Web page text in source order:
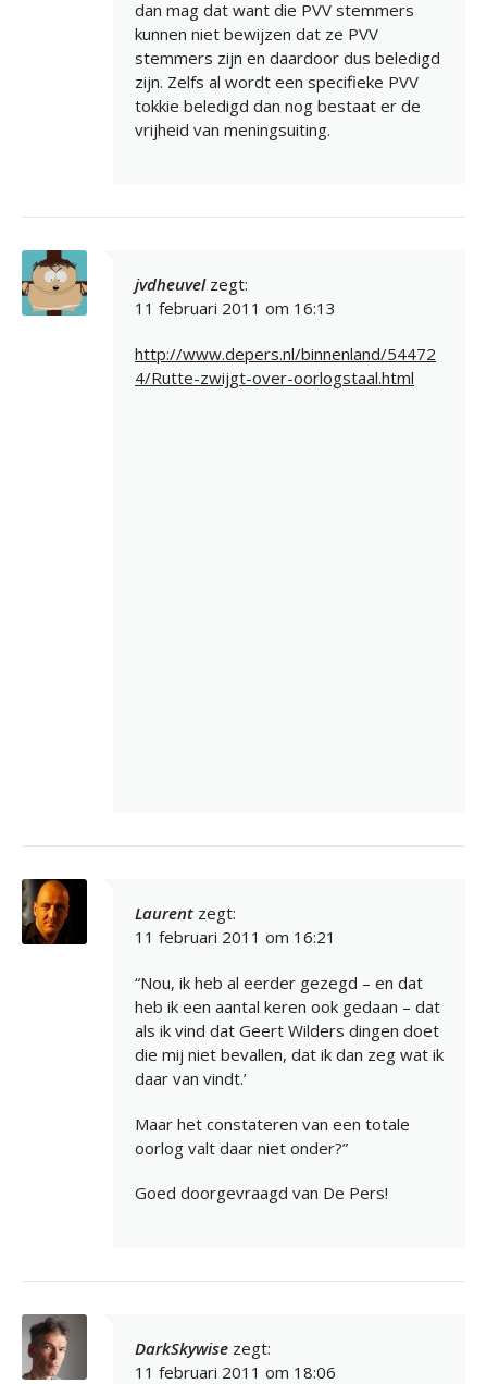
dan mag dat want die PVV stemmers
kunnen niet bewijzen dat ze PVV
stemmers zijn en daardoor dus beledigd
zijn. Zelfs al wordt een specifieke PVV
tokkie beledigd dan nog bestaat er de
vrijheid van meningsuiting.
jvdheuvel zegt:
11 februari 2011 om 16:13
http://www.depers.nl/binnenland/54472
4/Rutte-zwijgt-over-oorlogstaal.html
Laurent zegt:
11 februari 2011 om 16:21
“Nou, ik heb al eerder gezegd – en dat
heb ik een aantal keren ook gedaan – dat
als ik vind dat Geert Wilders dingen doet
die mij niet bevallen, dat ik dan zeg wat ik
daar van vindt.’
Maar het constateren van een totale
oorlog valt daar niet onder?”
Goed doorgevraagd van De Pers!
DarkSkywise zegt:
11 februari 2011 om 18:06